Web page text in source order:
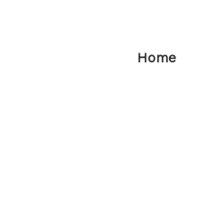
Home